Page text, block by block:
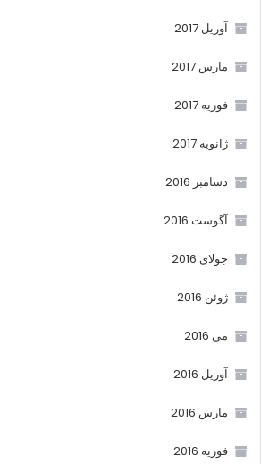
آوریل 2017
مارس 2017
فوریه 2017
ژانویه 2017
دسامبر 2016
آگوست 2016
جولای 2016
ژوئن 2016
می 2016
آوریل 2016
مارس 2016
فوریه 2016